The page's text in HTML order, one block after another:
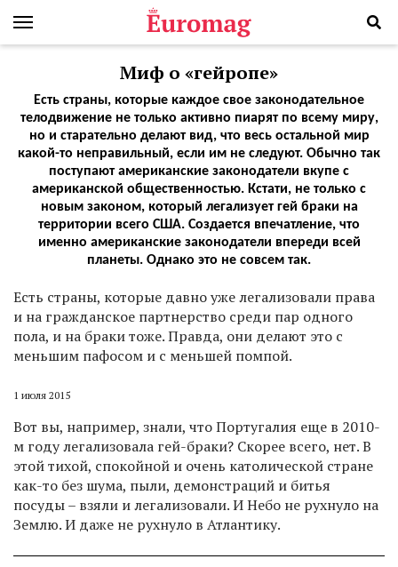
Миф о «гейропе»
Есть страны, которые каждое свое законодательное
телодвижение не только активно пиарят по всему миру,
но и старательно делают вид, что весь остальной мир
какой-то неправильный, если им не следуют. Обычно так
поступают американские законодатели вкупе с
американской общественностью. Кстати, не только с
новым законом, который легализует гей браки на
территории всего США. Создается впечатление, что
именно американские законодатели впереди всей
планеты. Однако это не совсем так.
Есть страны, которые давно уже легализовали права
и на гражданское партнерство среди пар одного
пола, и на браки тоже. Правда, они делают это с
меньшим пафосом и с меньшей помпой.
1 июля 2015
Вот вы, например, знали, что Португалия еще в 2010-
м году легализовала гей-браки? Скорее всего, нет. В
этой тихой, спокойной и очень католической стране
как-то без шума, пыли, демонстраций и битья
посуды – взяли и легализовали. И Небо не рухнуло на
Землю. И даже не рухнуло в Атлантику.